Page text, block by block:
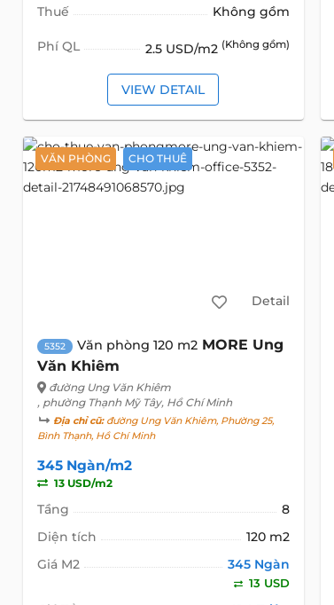
Thuế Không gồm
Phí QL 2.5 USD/m2 (Không gồm)
VIEW DETAIL
VĂN PHÒNG CHO THUÊ
Detail
5352 Văn phòng 120 m2 MORE Ung
Văn Khiêm
đường Ung Văn Khiêm
, phường Thạnh Mỹ Tây, Hồ Chí Minh
Địa chỉ cũ:đường Ung Văn Khiêm, Phường 25,
Bình Thạnh, Hồ Chí Minh
345 Ngàn/m2
13 USD/m2
Tầng
8
Diện tích
120 m2
Giá M2
345 Ngàn
13 USD